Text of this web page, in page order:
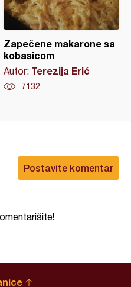
Zapečene makarone sa
kobasicom
Autor: Terezija Erić
7132
Postavite komentar